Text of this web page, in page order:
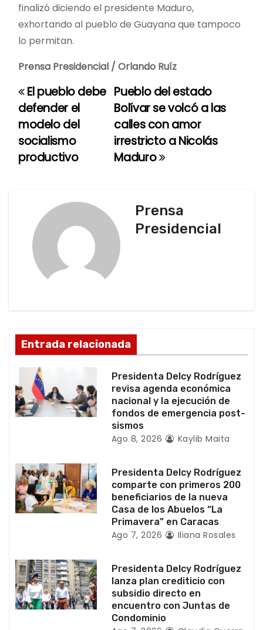
finalizó diciendo el presidente Maduro,
exhortando al pueblo de Guayana que tampoco
lo permitan.
Prensa Presidencial / Orlando Ruíz
N
a
v
e
d
e
e
n
r
a
d
s
Pueblo del estado
Bolívar se volcó a las
calles con amor
irrestricto a Nicolás
Maduro
El pueblo debe
defender el
modelo del
socialismo
productivo
Prensa
Presidencial
Entrada relacionada
Presidenta Delcy Rodríguez
revisa agenda económica
nacional y la ejecución de
fondos de emergencia post-
sismos
Ago 8, 2026 Kaylib Maita
Presidenta Delcy Rodríguez
comparte con primeros 200
beneficiarios de la nueva
Casa de los Abuelos “La
Primavera” en Caracas
Ago 7, 2026 Iliana Rosales
Presidenta Delcy Rodríguez
lanza plan crediticio con
subsidio directo en
encuentro con Juntas de
Condominio